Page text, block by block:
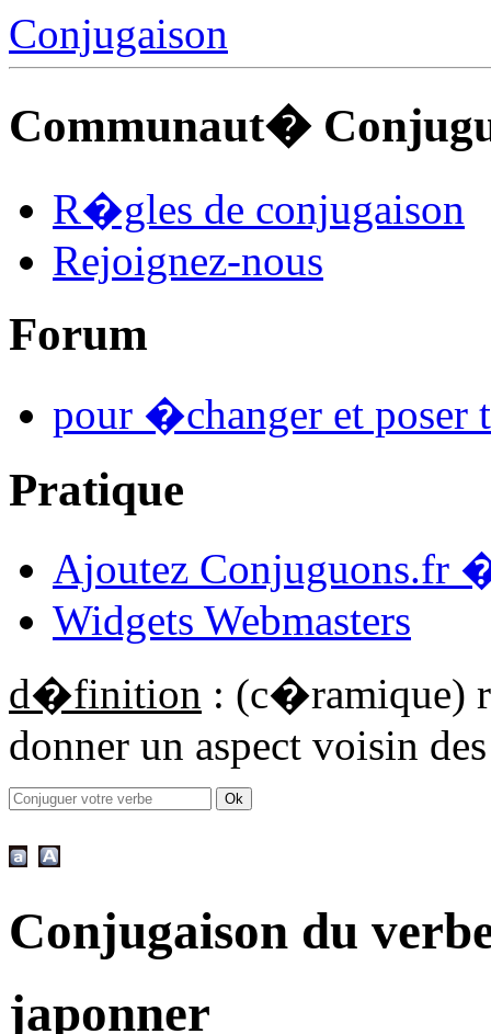
Conjugaison
Communaut�
R�gles de conjugaison
Rejoignez-nous
Forum
pour �changer et poser
Pratique
Ajoutez Conjuguons.fr
Widgets Webmasters
d�finition : (c�ramique)
donner un aspect voisin
Conjugaison du
japonner